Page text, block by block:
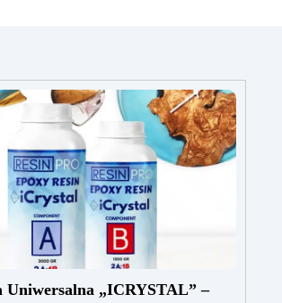
Uniwersalna „ICRYSTAL” –